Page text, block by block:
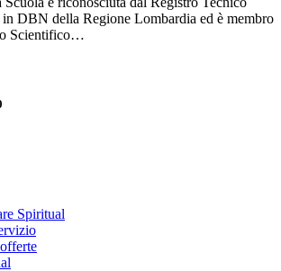
DBN della Regione Lombardia ed è membro
Scientifico…
Spiritual